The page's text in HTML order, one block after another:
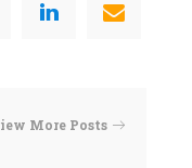
More Posts